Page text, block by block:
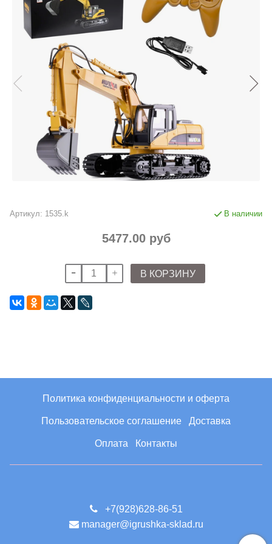
Артикул: 1535.k В наличии
5477.00 руб
В КОРЗИНУ
Политика конфиденциальности и оферта
Пользовательское соглашение Доставка
Оплата Контакты
+7(928)628-86-51
manager@igrushka-sklad.ru